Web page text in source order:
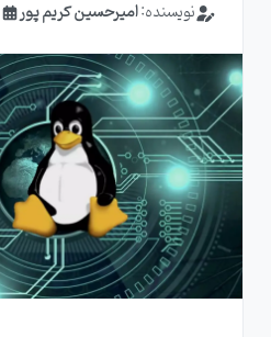
نویسنده:امیرحسین کریم پور